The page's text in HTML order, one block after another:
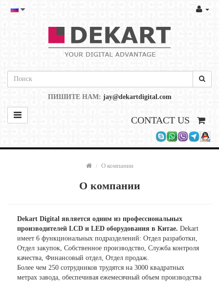
ПИШИТЕ НАМ: jay@dekartdigital.com
CONTACT US
О компании
О компании
Dekart Digital является одним из профессиональных
производителей LCD и LED оборудования в Китае. Dekart
имеет 6 функциональных подразделений: Отдел разработки,
Отдел закупок, Собственное производство, Служба контроля
качества, Финансовый отдел, Отдел продаж.
Более чем 250 сотрудников трудятся на 3000 квадратных
метрах завода, обеспечивая ежемесячный объем производства